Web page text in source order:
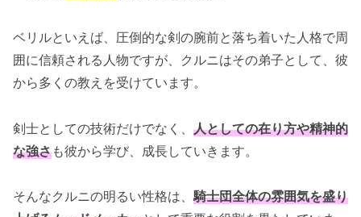
ベリルといえば、圧倒的な剣の腕前と落ち着いた人格で周
囲に信頼される人物ですが、クルニはその弟子として、彼
から多くの教えを受けています。
剣士としての技術だけでなく、 人としての在り方や精神的
な強さも彼から学び、成長していきます。
そんなクルニの明るい性格は、騎士団全体の雰囲気を盛り